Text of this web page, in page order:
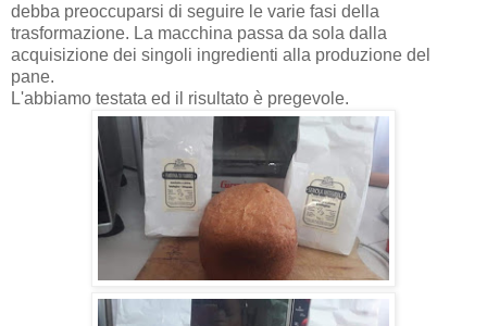
debba preoccuparsi di seguire le varie fasi della
trasformazione. La macchina passa da sola dalla
acquisizione dei singoli ingredienti alla produzione del
pane.
L'abbiamo testata ed il risultato è pregevole.